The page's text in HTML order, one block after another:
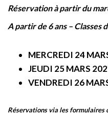
Réservation à partir du
A partir de 6 ans – Classes
MERCREDI 24
JEUDI 25 MARS
VENDREDI 26
Réservations via les formulaires